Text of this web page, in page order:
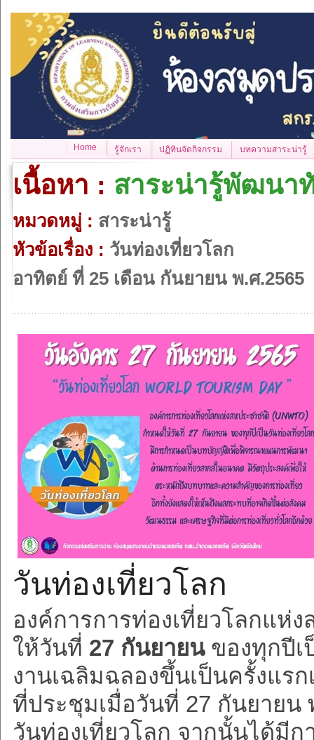
Home รู้จักเรา ปฏิทินจัดกิจกรรม บทความสาระน่ารู้
เนื้อหา : สาระน่ารู้พัฒนา
หมวดหมู่ : สาระน่ารู้
หัวข้อเรื่อง : วันท่องเที่ยวโลก
อาทิตย์ ที่ 25 เดือน กันยายน พ.ศ.2565
วันท่องเที่ยวโลก
องค์การการท่องเที่ยวโลกแห่
ให้วันที่ 27 กันยายนของทุกปี
งานเฉลิมฉลองขึ้นเป็นครั้งแร
ที่ประชุมเมื่อวันที่ 27 กันยายน
วันท่องเที่ยวโลก จากนั้นได้มี